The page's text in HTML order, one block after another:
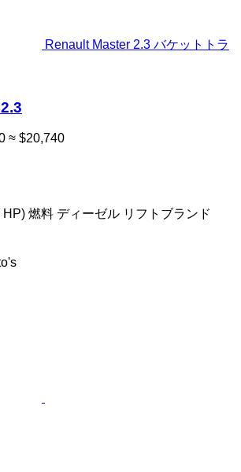
Renault Master 2.3 バケットトラ
≈ $20,740
HP) 燃料 ディーゼル リフトブランド